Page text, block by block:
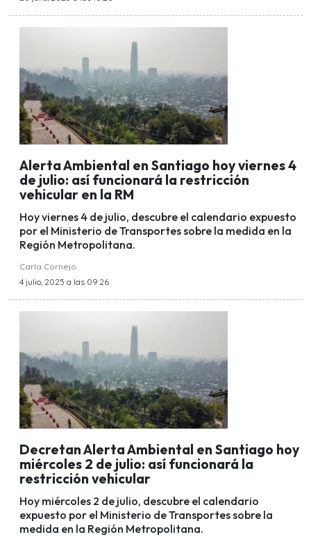
Alerta Ambiental en Santiago hoy viernes 4
de julio: así funcionará la restricción
vehicular en la RM
Hoy viernes 4 de julio, descubre el calendario expuesto
por el Ministerio de Transportes sobre la medida en la
Región Metropolitana.
Carla Cornejo
4 julio, 2025 a las 09:26
Decretan Alerta Ambiental en Santiago hoy
miércoles 2 de julio: así funcionará la
restricción vehicular
Hoy miércoles 2 de julio, descubre el calendario
expuesto por el Ministerio de Transportes sobre la
medida en la Región Metropolitana.